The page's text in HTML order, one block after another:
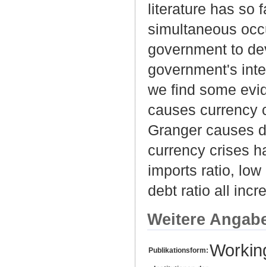
literature has so
simultaneous
government to
government's
we find some
causes currency
Granger causes
currency crises
imports ratio,
debt ratio all
Weitere
Publikationsform: